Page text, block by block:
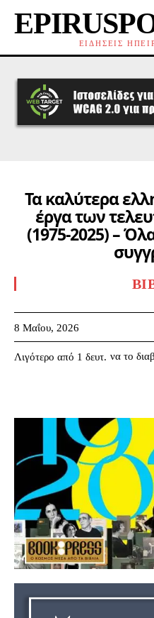
ΕΙΔΗΣΕΙΣ
Τα καλύτερα
έργα των
(1975-2025) –
8 Μαΐου, 2026
Λιγότερο από 1 δευτ. να το